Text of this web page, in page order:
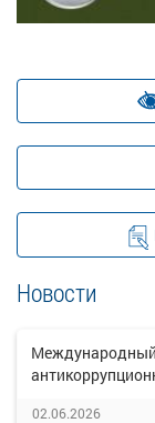
Новости
02.06.2026